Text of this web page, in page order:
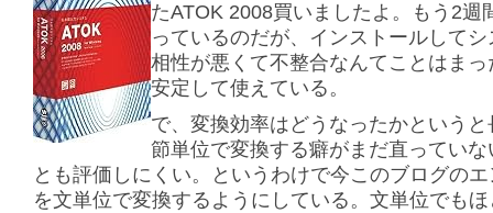
たATOK 2008買いましたよ。もう2週
っているのだが、インストールして
相性が悪くて不整合なんてことはまっ
安定して使えている。
で、変換効率はどうなったかというと
節単位で変換する癖がまだ直っていな
とも評価しにくい。というわけで今このブログの
を文単位で変換するようにしている。文単位でも